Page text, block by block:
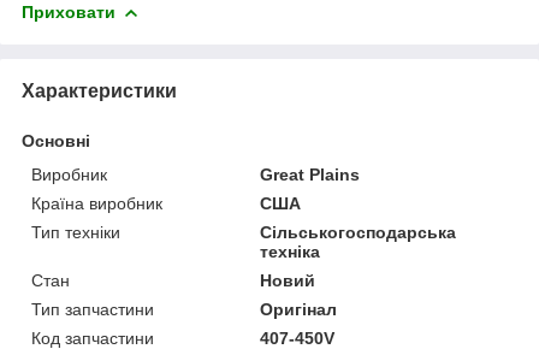
Приховати
Характеристики
Основні
Виробник
Great Plains
Країна виробник
США
Тип техніки
Сільськогосподарська
техніка
Стан
Новий
Тип запчастини
Оригінал
Код запчастини
407-450V